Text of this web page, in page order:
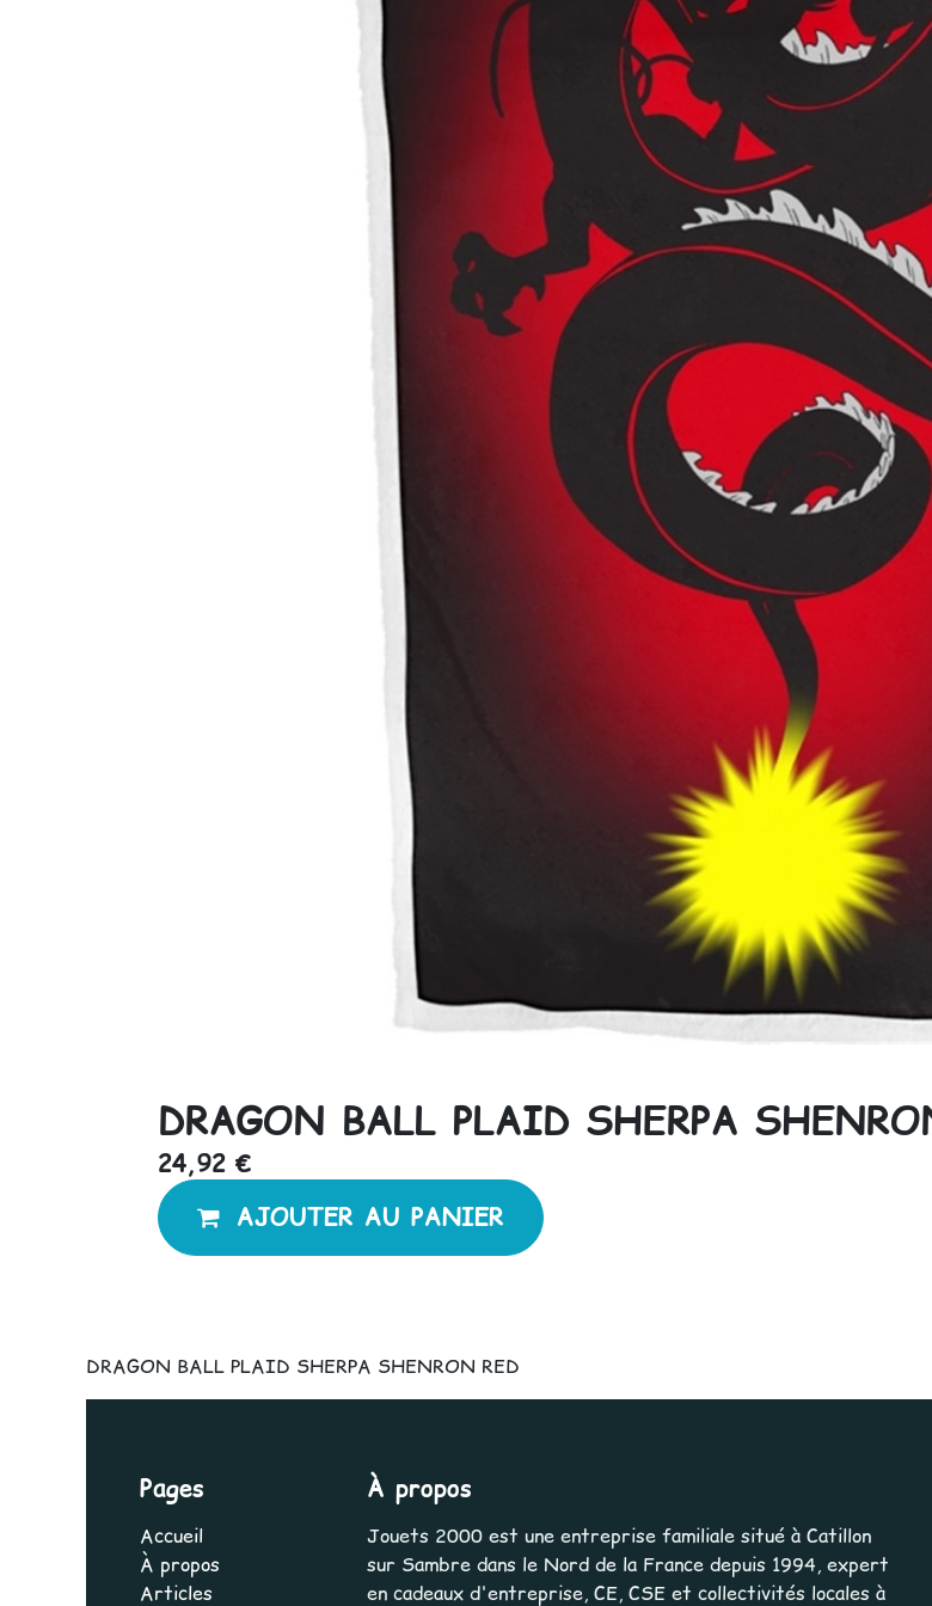
DRAGON BALL PLAID SHERPA
24,92 €
AJOUTER AU PANIER
DRAGON BALL PLAID SHERPA SHENRON RED
Pages
Accueil
À propos
Articles
À propos
Jouets 2000 est une entreprise familiale situé à Catillon
sur Sambre dans le Nord de la France depuis 1994, expert
en cadeaux d'entreprise, CE, CSE et collectivités locales à